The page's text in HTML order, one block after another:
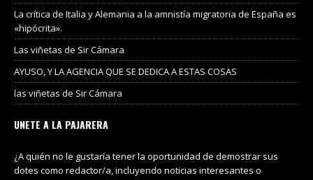
La crítica de Italia y Alemania a la amnistía migratoria de España es
«hipócrita».
Las viñetas de Sir Cámara
AYUSO, Y LA AGENCIA QUE SE DEDICA A ESTAS COSAS
las viñetas de Sir Cámara
UNETE A LA PAJARERA
¿A quién no le gustaría tener la oportunidad de demostrar sus
dotes como redactor/a, incluyendo noticias interesantes o